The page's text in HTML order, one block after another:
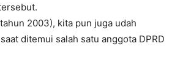
2003), kita pun juga udah
ditemui salah satu anggota DPRD